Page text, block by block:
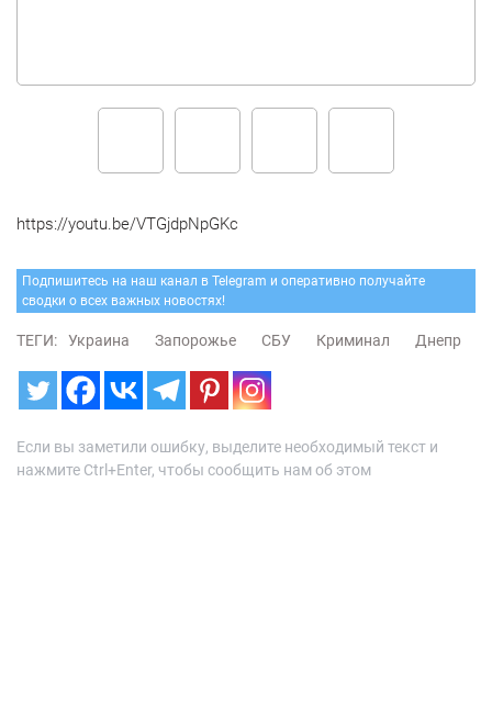
https://youtu.be/VTGjdpNpGKc
Подпишитесь на наш канал в Telegram и оперативно получайте
сводки о всех важных новостях!
ТЕГИ: Украина Запорожье СБУ Криминал Днепр
Если вы заметили ошибку, выделите необходимый текст и
нажмите Ctrl+Enter, чтобы сообщить нам об этом